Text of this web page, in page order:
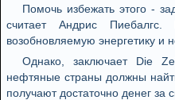
Помочь избежать этого -
считает Андрис Пиебалгс.
возобновляемую энергетику и
Однако, заключает Die
нефтяные страны должны
получают достаточно денег за